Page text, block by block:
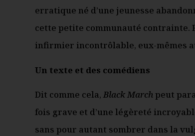
erratique né d’une jeunesse
cette petite communauté contrainte.
infirmier incontrôlable, eux-mêmes
Un texte et des comédiens
Dit comme cela, Black Marchpeut
fois grave et d’une légèreté
sans pour autant sombrer dans la